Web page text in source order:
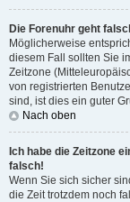
Die Forenuhr geht
Möglicherweise
diesem Fall sollten Sie
Zeitzone
von registrierten
sind, ist dies ein guter
Nach oben
Ich habe die Zeitzone
falsch!
Wenn Sie sich sicher
die Zeit trotzdem noch